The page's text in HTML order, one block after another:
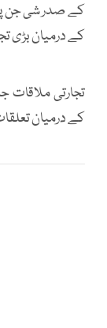
کے صدر شی جن
کے درمیان بڑی
تجارتی ملاقات
کے درمیان